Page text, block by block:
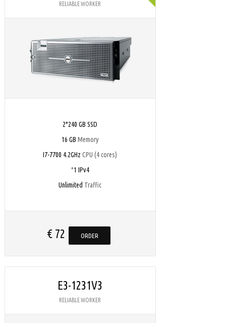
RELIABLE WORKER
2*240 GB SSD
16 GB Memory
I7-7700 4.2GHzCPU (4 cores)
*1 IPv4
Unlimited Traffic
€ 72 ORDER
E3-1231V3
RELIABLE WORKER